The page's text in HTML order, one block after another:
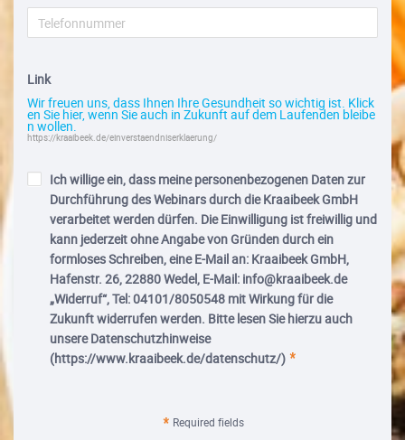
Link
Wir freuen uns, dass Ihnen Ihre Gesundheit so wichtig ist. Klick
en Sie hier, wenn Sie auch in Zukunft auf dem Laufenden bleibe
n wollen.
https://kraaibeek.de/einverstaendniserklaerung/
Ich willige ein, dass meine personenbezogenen Daten zur
Durchführung des Webinars durch die Kraaibeek GmbH
verarbeitet werden dürfen. Die Einwilligung ist freiwillig und
kann jederzeit ohne Angabe von Gründen durch ein
formloses Schreiben, eine E-Mail an: Kraaibeek GmbH,
Hafenstr. 26, 22880 Wedel, E-Mail: info@kraaibeek.de
„Widerruf“, Tel: 04101/8050548 mit Wirkung für die
Zukunft widerrufen werden. Bitte lesen Sie hierzu auch
unsere Datenschutzhinweise
(https://www.kraaibeek.de/datenschutz/)
Required fields